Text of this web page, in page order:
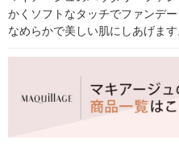
かくソフトなタッチでファンデ
なめらかで美しい肌にしあげます